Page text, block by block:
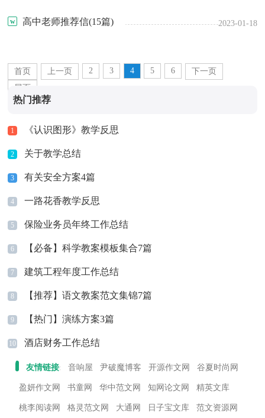
高中老师推荐信(15篇) 2023-01-18
首页 上一页 2 3 4 5 6
下一页
尾页
热门推荐
1 《认识图形》教学反思
2 关于教学总结
3 有关安全方案4篇
4 一路花香教学反思
5 保险业务员年终工作总结
6 【必备】科学教案模板集合7篇
7 建筑工程年度工作总结
8 【推荐】语文教案范文集锦7篇
9 【热门】演练方案3篇
10 酒店财务工作总结
友情链接: 音响屋 尹破魔博客 开源作文网 谷夏时尚网
盈妍作文网 书童网 华中范文网 知网论文网 精英文库
桃李阅读网 格灵范文网 大通网 日子宝文库 范文资源网